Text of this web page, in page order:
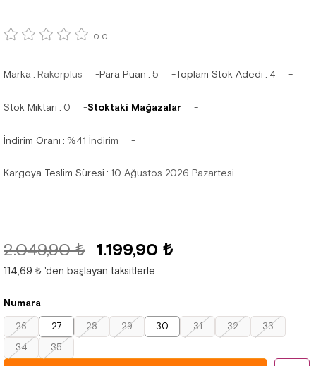
0.0
Marka: Rakerplus Para Puan : 5 Toplam Stok Adedi : 4
Stok Miktarı : 0 Stoktaki Mağazalar
İndirim Oranı : %41 İndirim
Kargoya Teslim Süresi : 10 Ağustos 2026 Pazartesi
2.049,90 ₺ 1.199,90 ₺
114,69 ₺ 'den başlayan taksitlerle
Numara
26 27 28 29 30 31 32
33
34
35